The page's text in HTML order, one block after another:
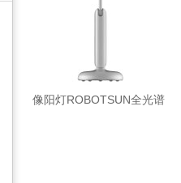
像阳灯ROBOTSUN全光谱